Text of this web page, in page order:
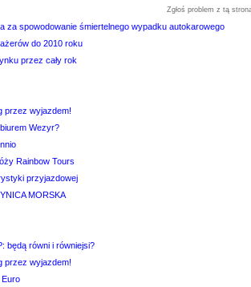
Zgłoś problem z tą
za spowodowanie śmiertelnego wypadku autokarowego
do 2010 roku
przez cały rok
przez wyjazdem!
Wezyr?
Rainbow Tours
przyjazdowej
MORSKA
będą równi i równiejsi?
przez wyjazdem!